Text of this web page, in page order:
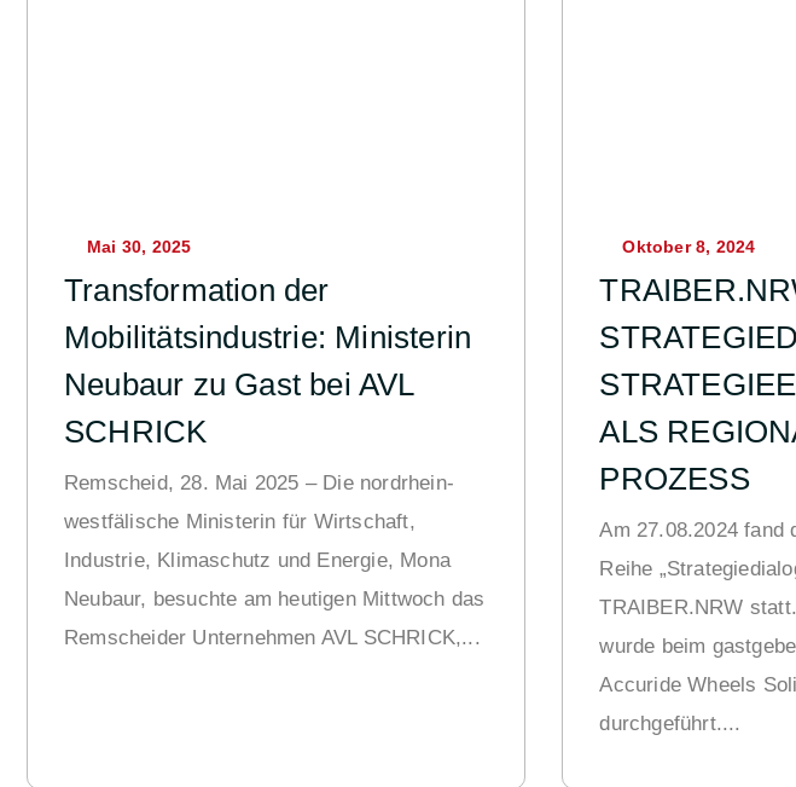
Mai 30, 2025
Transformation der
Mobilitätsindustrie: Ministerin
Neubaur zu Gast bei AVL
SCHRICK
Remscheid, 28. Mai 2025 – Die nordrhein-
westfälische Ministerin für Wirtschaft,
Industrie, Klimaschutz und Energie, Mona
Neubaur, besuchte am heutigen Mittwoch das
Remscheider Unternehmen AVL SCHRICK,...
Oktober 8, 2024
ALS
PROZESS
Am 27.08.2024 fand
Reihe
TRAIBER.NRW
wurde beim
Accuride Wheels
durchgeführt....